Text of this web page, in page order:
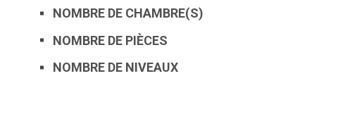
NOMBRE DE CHAMBRE(S)
NOMBRE DE PIÈCES
NOMBRE DE NIVEAUX